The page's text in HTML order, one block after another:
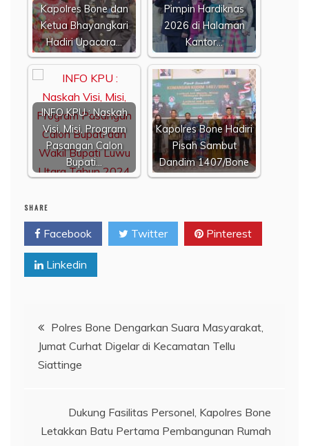
Kapolres Bone dan
Ketua Bhayangkari
Hadiri Upacara…
Pimpin Hardiknas
2026 di Halaman
Kantor…
INFO KPU : Naskah
Visi, Misi, Program
Pasangan Calon
Bupati…
Kapolres Bone Hadiri
Pisah Sambut
Dandim 1407/Bone
SHARE
Facebook Twitter Pinterest
Linkedin
Navigasi
pos
Polres Bone Dengarkan Suara Masyarakat,
Jumat Curhat Digelar di Kecamatan Tellu
Siattinge
Dukung Fasilitas Personel, Kapolres Bone
Letakkan Batu Pertama Pembangunan Rumah